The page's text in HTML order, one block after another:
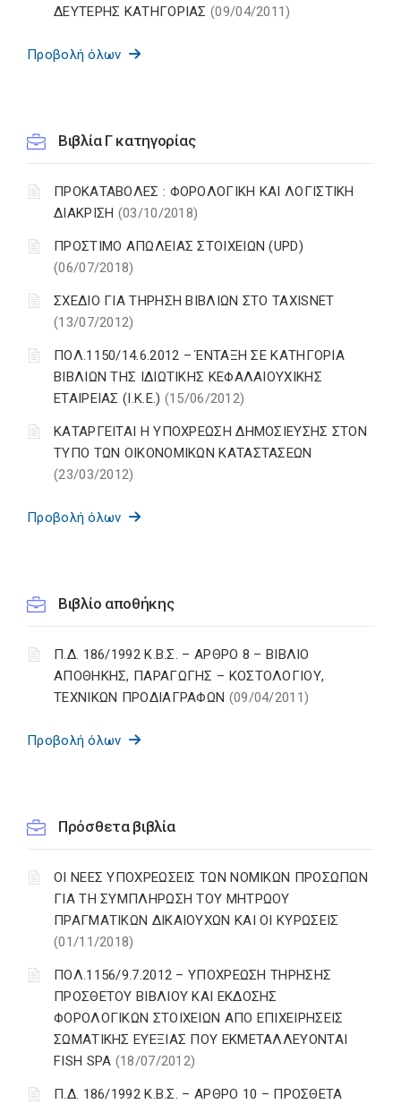
ΔΕΥΤΕΡΗΣ ΚΑΤΗΓΟΡΙΑΣ(09/04/2011)
Προβολή όλων
Βιβλία Γ κατηγορίας
ΠΡΟΚΑΤΑΒΟΛΕΣ : ΦΟΡΟΛΟΓΙΚΗ ΚΑΙ ΛΟΓΙΣΤΙΚΗ
ΔΙΑΚΡΙΣΗ (03/10/2018)
ΠΡΟΣΤΙΜΟ ΑΠΩΛΕΙΑΣ ΣΤΟΙΧΕΙΩΝ (UPD)
(06/07/2018)
ΣΧΕΔΙΟ ΓΙΑ ΤΗΡΗΣΗ ΒΙΒΛΙΩΝ ΣΤΟ TAXISNET
(13/07/2012)
ΠΟΛ.1150/14.6.2012 – ΈΝΤΑΞΗ ΣΕ ΚΑΤΗΓΟΡΙΑ
ΒΙΒΛΙΩΝ ΤΗΣ ΙΔΙΩΤΙΚΗΣ ΚΕΦΑΛΑΙΟΥΧΙΚΗΣ
ΕΤΑΙΡΕΙΑΣ (Ι.Κ.Ε.) (15/06/2012)
ΚΑΤΑΡΓΕΙΤΑΙ Η ΥΠΟΧΡΕΩΣΗ ΔΗΜΟΣΙΕΥΣΗΣ ΣΤΟΝ
ΤΥΠΟ ΤΩΝ ΟΙΚΟΝΟΜΙΚΩΝ ΚΑΤΑΣΤΑΣΕΩΝ
(23/03/2012)
Προβολή όλων
Βιβλίο αποθήκης
Π.Δ. 186/1992 Κ.Β.Σ. – ΑΡΘΡΟ 8 – ΒΙΒΛΙΟ
ΑΠΟΘΗΚΗΣ, ΠΑΡΑΓΩΓΗΣ – ΚΟΣΤΟΛΟΓΙΟΥ,
ΤΕΧΝΙΚΩΝ ΠΡΟΔΙΑΓΡΑΦΩΝ (09/04/2011)
Προβολή όλων
Πρόσθετα βιβλία
ΟΙ ΝΕΕΣ ΥΠΟΧΡΕΩΣΕΙΣ ΤΩΝ ΝΟΜΙΚΩΝ ΠΡΟΣΩΠΩΝ
ΓΙΑ ΤΗ ΣΥΜΠΛΗΡΩΣΗ ΤΟΥ ΜΗΤΡΩΟΥ
ΠΡΑΓΜΑΤΙΚΩΝ ΔΙΚΑΙΟΥΧΩΝ ΚΑΙ ΟΙ ΚΥΡΩΣΕΙΣ
(01/11/2018)
ΠΟΛ.1156/9.7.2012 – ΥΠΟΧΡΕΩΣΗ ΤΗΡΗΣΗΣ
ΠΡΟΣΘΕΤΟΥ ΒΙΒΛΙΟΥ ΚΑΙ ΕΚΔΟΣΗΣ
ΦΟΡΟΛΟΓΙΚΩΝ ΣΤΟΙΧΕΙΩΝ ΑΠΟ ΕΠΙΧΕΙΡΗΣΕΙΣ
ΣΩΜΑΤΙΚΗΣ ΕΥΕΞΙΑΣ ΠΟΥ ΕΚΜΕΤΑΛΛΕΥΟΝΤΑΙ
FISH SPA (18/07/2012)
Π.Δ. 186/1992 Κ.Β.Σ. – ΑΡΘΡΟ 10 – ΠΡΟΣΘΕΤΑ